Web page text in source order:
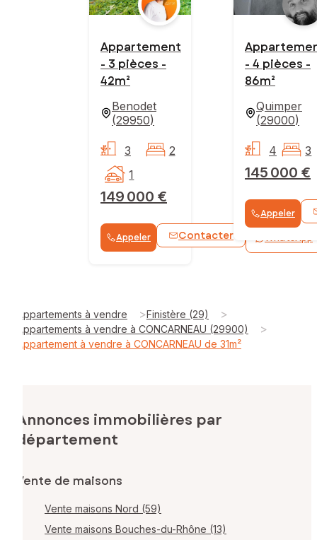
Appartement
- 3 pièces -
42m²
Benodet
(29950)
149 000 €
3
2
1
Appeler Contacter WhatsApp
- 4 pièces -
86m²
Quimper
(29000)
145 000 €
4 3
Appeler
Appartements à vendre >Finistère (29) >
Appartements à vendre à CONCARNEAU (29900) >
Appartement à vendre à CONCARNEAU de 31m²
Annonces immobilières par
département
Vente de maisons
Vente maisons Nord (59)
Vente maisons Bouches-du-Rhône (13)